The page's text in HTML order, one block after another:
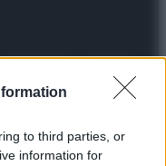
to third parties, or
information for
Editrice Italiana
– riproduzione